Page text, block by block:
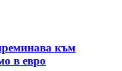
към
в евро